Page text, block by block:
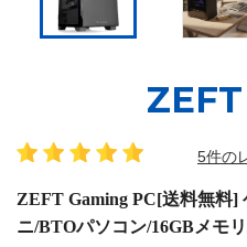
5件の
ZEFT Gaming PC[送料無料]
ニ/BTOパソコン/16GBメモ